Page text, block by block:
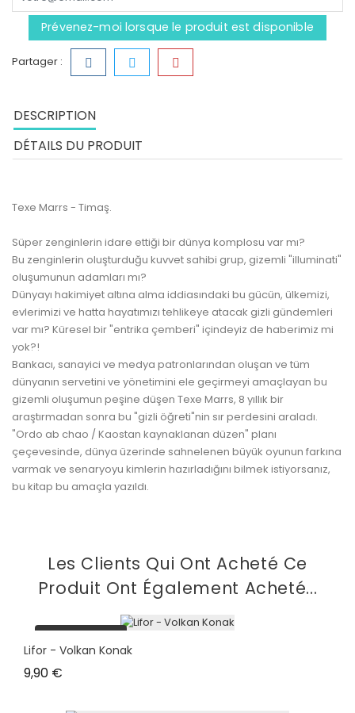
Prévenez-moi lorsque le produit est disponible
Partager :
DESCRIPTION
DÉTAILS DU PRODUIT
Texe Marrs - Timaş.
Süper zenginlerin idare ettiği bir dünya komplosu var mı?
Bu zenginlerin oluşturduğu kuvvet sahibi grup, gizemli "illuminati"
oluşumunun adamları mı?
Dünyayı hakimiyet altına alma iddiasındaki bu gücün, ülkemizi,
evlerimizi ve hatta hayatımızı tehlikeye atacak gizli gündemleri
var mı? Küresel bir "entrika çemberi" içindeyiz de haberimiz mi
yok?!
Bankacı, sanayici ve medya patronlarından oluşan ve tüm
dünyanın servetini ve yönetimini ele geçirmeyi amaçlayan bu
gizemli oluşumun peşine düşen Texe Marrs, 8 yıllık bir
araştırmadan sonra bu "gizli öğreti"nin sır perdesini araladı.
"Ordo ab chao / Kaostan kaynaklanan düzen" planı
çeçevesinde, dünya üzerinde sahnelenen büyük oyunun farkına
varmak ve senaryoyu kimlerin hazırladığını bilmek istiyorsanız,
bu kitap bu amaçla yazıldı.
Les Clients Qui Ont Acheté Ce
Produit Ont Également Acheté...
plus en stock
Lifor - Volkan Konak
9,90 €